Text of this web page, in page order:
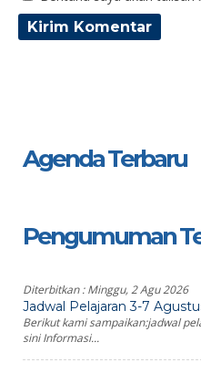
Agenda Terbaru
Pengumuman
Diterbitkan :Minggu, 2 Agu 2026
Jadwal Pelajaran 3-7
Berikut kami sampaikan:jadwal
sini Informasi...